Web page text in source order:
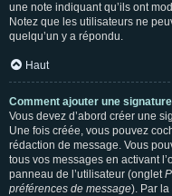
une note indiquant qu’ils ont
Notez que les utilisateurs ne
quelqu’un y a répondu.
Haut
Comment ajouter une
Vous devez d’abord créer une
Une fois créée, vous pouvez
rédaction de message. Vous
tous vos messages en activant
panneau de l’utilisateur (onglet
préférences de message). Par